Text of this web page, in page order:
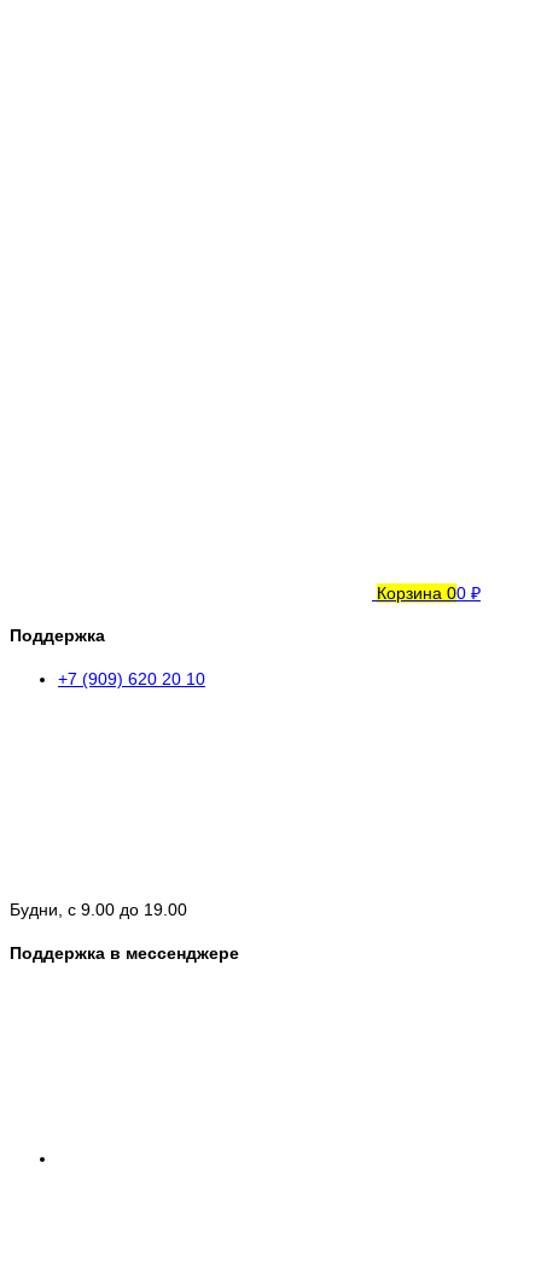
Корзина 00 ₽
Поддержка
+7 (909) 620 20 10
Будни, с 9.00 до 19.00
Поддержка в мессенджере